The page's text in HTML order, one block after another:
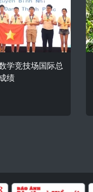
学竞技场国际总
绩